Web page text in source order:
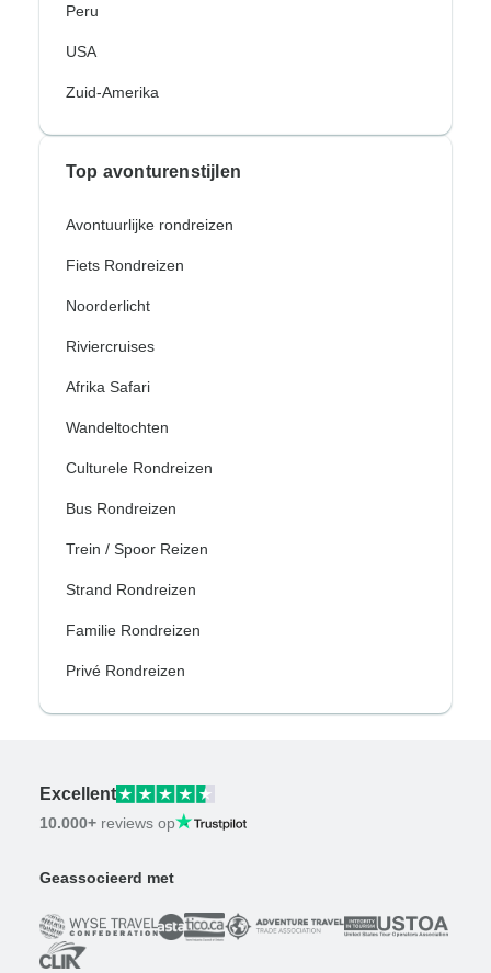
Peru
USA
Zuid-Amerika
Top avonturenstijlen
Avontuurlijke rondreizen
Fiets Rondreizen
Noorderlicht
Riviercruises
Afrika Safari
Wandeltochten
Culturele Rondreizen
Bus Rondreizen
Trein / Spoor Reizen
Strand Rondreizen
Familie Rondreizen
Privé Rondreizen
Excellent
10.000+ reviews op
Geassocieerd met